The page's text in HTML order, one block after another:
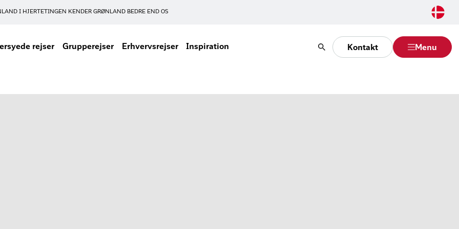
I HJERTET INGEN KENDER GRØNLAND BEDRE END OS
rejser Grupperejser Erhvervsrejser Inspiration Søg Kontakt Menu